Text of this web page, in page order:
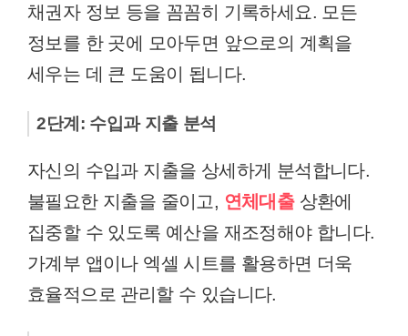
채권자 정보 등을 꼼꼼히 기록하세요. 모든
정보를 한 곳에 모아두면 앞으로의 계획을
세우는 데 큰 도움이 됩니다.
2단계: 수입과 지출 분석
자신의 수입과 지출을 상세하게 분석합니다.
불필요한 지출을 줄이고, 연체대출상환에
집중할 수 있도록 예산을 재조정해야 합니다.
가계부 앱이나 엑셀 시트를 활용하면 더욱
효율적으로 관리할 수 있습니다.